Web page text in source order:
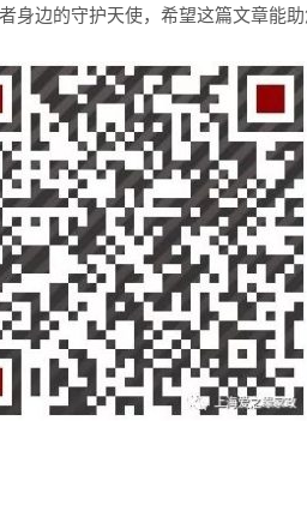
身边的守护天使，希望这篇文章能